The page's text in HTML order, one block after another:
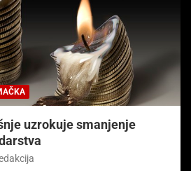
uzrokuje smanjenje